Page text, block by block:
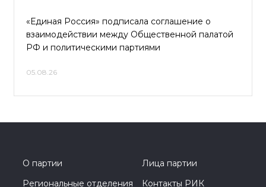
«Единая Россия» подписала соглашение о
взаимодействии между Общественной палатой
РФ и политическими партиями
05.08.26
О партии
Лица партии
Региональные отделения
Контакты РИК